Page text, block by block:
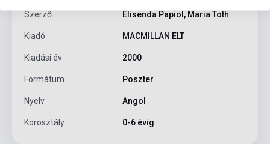
Szerző Elisenda Papiol, Maria Toth
Kiadó MACMILLAN ELT
Kiadási év 2000
Formátum Poszter
Nyelv Angol
Korosztály 0-6 évig